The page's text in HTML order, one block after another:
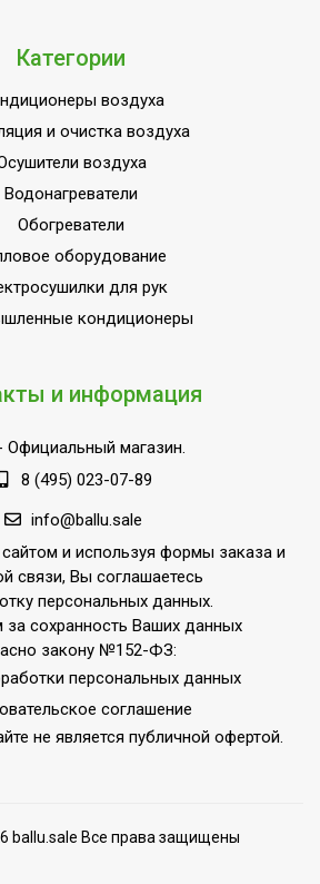
Категории
воздуха
и очистка воздуха
воздуха
Водонагреватели
Обогреватели
оборудование
для рук
кондиционеры
и информация
Официальный магазин.
8 (495) 023-07-89
info@ballu.sale
и используя формы заказа и
связи, Вы соглашаетесь
персональных данных.
сохранность Ваших данных
закону №152-ФЗ:
персональных данных
соглашение
не является публичной офертой.
ballu.sale Все права защищены